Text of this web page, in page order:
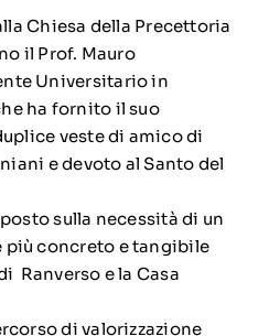
Chiesa della Precettoria
il Prof. Mauro
Universitario in
ha fornito il suo
veste di amico di
e devoto al Santo del
sulla necessità di un
più concreto e tangibile
Ranverso e la Casa
di valorizzazione